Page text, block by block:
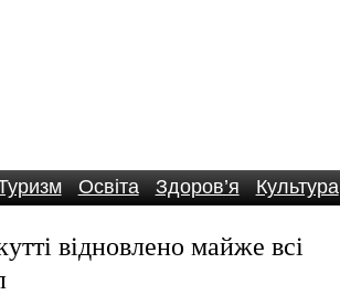
Освіта Здоров’я Культура
відновлено майже всі